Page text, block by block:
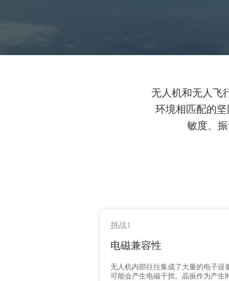
无人机和无人飞
环境相匹配的
敏度、
挑战1
电磁兼容性
无人机内部往往集成了大量的电子设
可能会产生电磁干扰。晶振作为产生